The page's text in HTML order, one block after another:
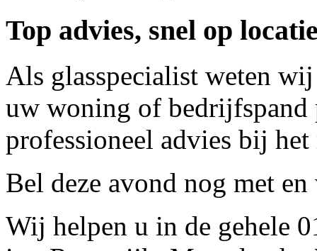
Top advies, snel op
Als glasspecialist weten
uw woning of bedrijfspand
professioneel advies bij
Bel deze avond nog met en
Wij helpen u in de gehele